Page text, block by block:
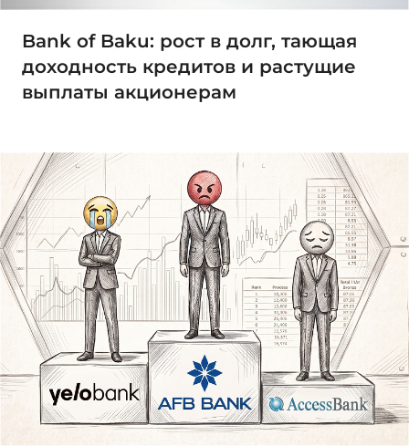
Bank of Baku: рост в долг, тающая
доходность кредитов и растущие
выплаты акционерам